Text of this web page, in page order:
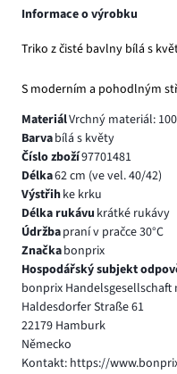
Informace o výrobku
Triko z čisté bavlny bílá s
S moderním a pohodlným
MateriálVrchný materiál:
Barvabílá s květy
Číslo zboží97701481
Délka62 cm (ve vel. 40/42)
Výstřihke krku
Délka rukávu krátké rukávy
Údržbapraní v pračce 30°C
Značkabonprix
Hospodářský subjekt
bonprix Handelsgesellschaft
Haldesdorfer Straße 61
22179 Hamburk
Německo
Kontakt: https://